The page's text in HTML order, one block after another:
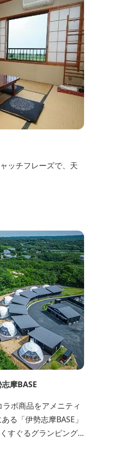
ッチフレーズで、天
摩BASE
ボ商品をアメニティ
すぐるグランピング
型テントでの宿泊や